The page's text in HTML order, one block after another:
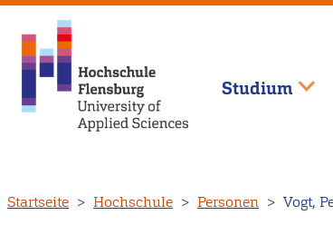
zum
Studium
Startseite Hochschule Personen Vogt,